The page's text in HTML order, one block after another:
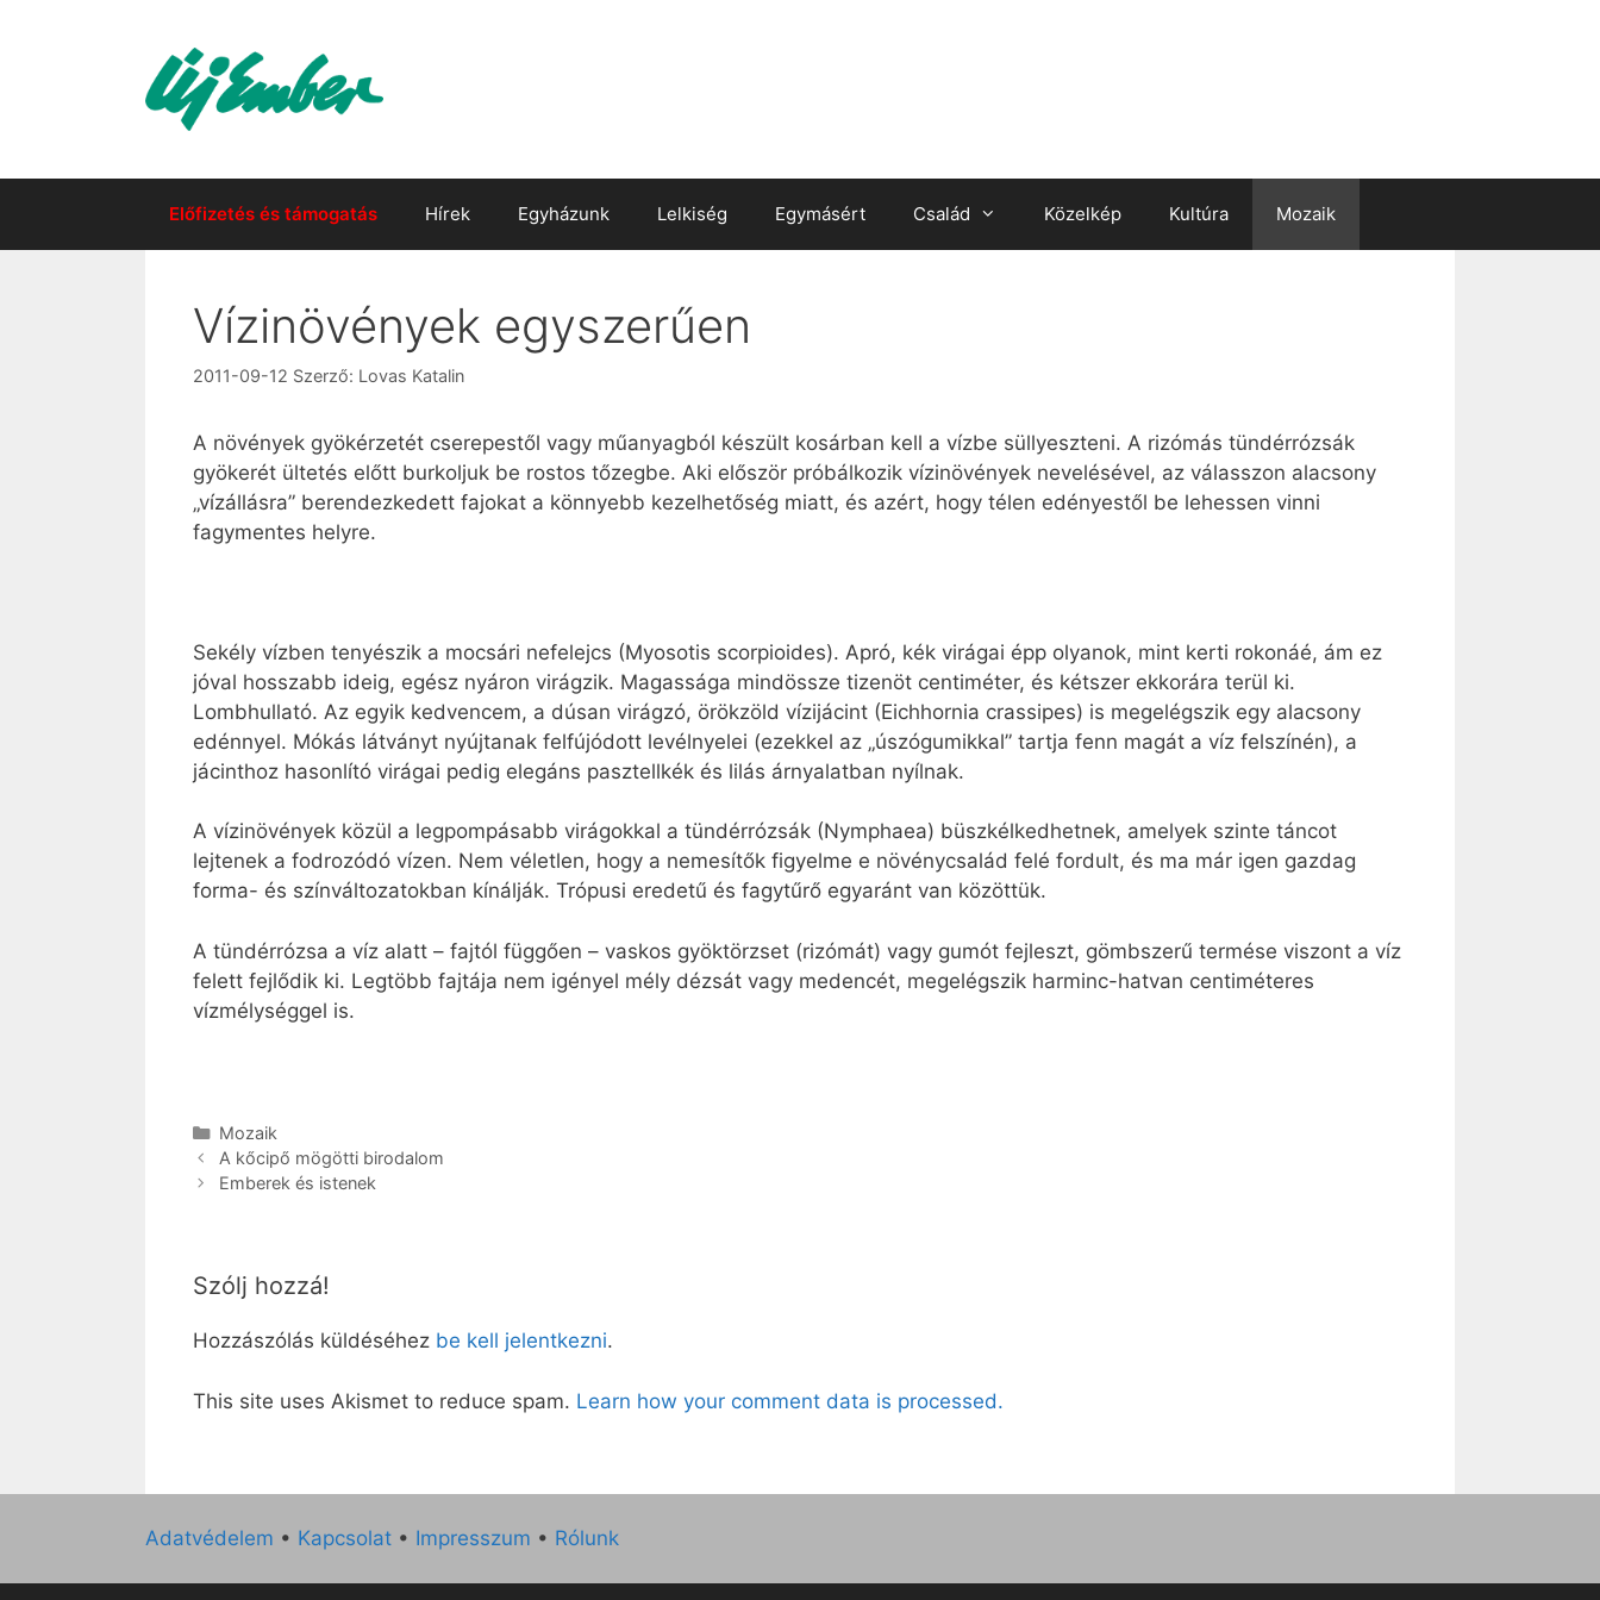
Előfizetés és támogatás Hírek Egyházunk Lelkiség Egymásért Család Közelkép Kultúra Mozaik
Vízinövények egyszerűen
2011-09-12 Szerző: Lovas Katalin
A növények gyökérzetét cserepestől vagy műanyagból készült kosárban kell a vízbe süllyeszteni. A rizómás tündérrózsák
gyökerét ültetés előtt burkoljuk be rostos tőzegbe. Aki először próbálkozik vízinövények nevelésével, az válasszon alacsony
„vízállásra” berendezkedett fajokat a könnyebb kezelhetőség miatt, és azért, hogy télen edényestől be lehessen vinni
fagymentes helyre.
Sekély vízben tenyészik a mocsári nefelejcs (Myosotis scorpioides). Apró, kék virágai épp olyanok, mint kerti rokonáé, ám ez
jóval hosszabb ideig, egész nyáron virágzik. Magassága mindössze tizenöt centiméter, és kétszer ekkorára terül ki.
Lombhullató. Az egyik kedvencem, a dúsan virágzó, örökzöld vízijácint (Eichhornia crassipes) is megelégszik egy alacsony
edénnyel. Mókás látványt nyújtanak felfújódott levélnyelei (ezekkel az „úszógumikkal” tartja fenn magát a víz felszínén), a
jácinthoz hasonlító virágai pedig elegáns pasztellkék és lilás árnyalatban nyílnak.
A vízinövények közül a legpompásabb virágokkal a tündérrózsák (Nymphaea) büszkélkedhetnek, amelyek szinte táncot
lejtenek a fodrozódó vízen. Nem véletlen, hogy a nemesítők figyelme e növénycsalád felé fordult, és ma már igen gazdag
forma- és színváltozatokban kínálják. Trópusi eredetű és fagytűrő egyaránt van közöttük.
A tündérrózsa a víz alatt – fajtól függően – vaskos gyöktörzset (rizómát) vagy gumót fejleszt, gömbszerű termése viszont a víz
felett fejlődik ki. Legtöbb fajtája nem igényel mély dézsát vagy medencét, megelégszik harminc-hatvan centiméteres
vízmélységgel is.
Kategória
Mozaik
A kőcipő mögötti birodalom
Emberek és istenek
Szólj hozzá!
Hozzászólás küldéséhez be kell jelentkezni.
This site uses Akismet to reduce spam. Learn how your comment data is processed.
Adatvédelem • Kapcsolat • Impresszum • Rólunk